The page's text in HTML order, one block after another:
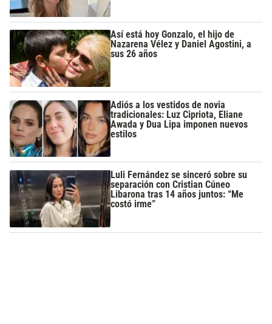
Así está hoy Gonzalo, el hijo de
Nazarena Vélez y Daniel Agostini, a
sus 26 años
Adiós a los vestidos de novia
tradicionales: Luz Cipriota, Eliane
Awada y Dua Lipa imponen nuevos
estilos
Luli Fernández se sinceró sobre su
separación con Cristian Cúneo
Libarona tras 14 años juntos: “Me
costó irme”